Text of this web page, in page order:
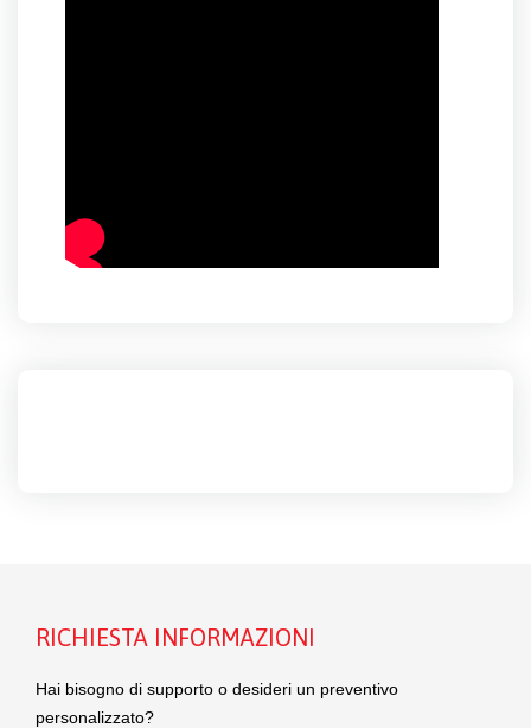
RICHIESTA INFORMAZIONI
Hai bisogno di supporto o desideri un preventivo
personalizzato?